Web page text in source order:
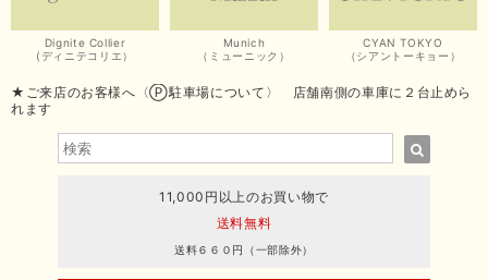
Dignite Collier
(ディニテコリエ）
Munich
（ミューニック）
CYAN TOKYO
（シアントーキョー）
★ご来店のお客様へ〈Ⓟ駐車場について〉 店舗南側の車庫に２台止めら
れます
11,000円以上のお買い物で
送料無料
送料６６０円（一部除外）